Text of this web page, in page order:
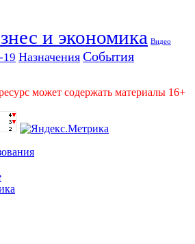
и экономика Видео
19 Назначения События
может содержать материалы 16+